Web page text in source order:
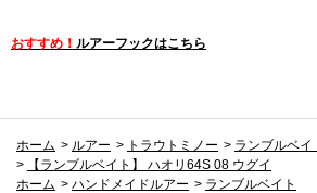
おすすめ！ ルアーフックはこちら
ホーム > ルアー > トラウトミノー > ランブルベイ
>
【ランブルベイト】 ハオリ64S 08 ウグイ
ホーム > ハンドメイドルアー > ランブルベイト